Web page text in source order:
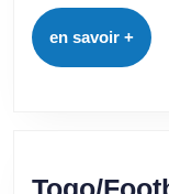
en savoir +